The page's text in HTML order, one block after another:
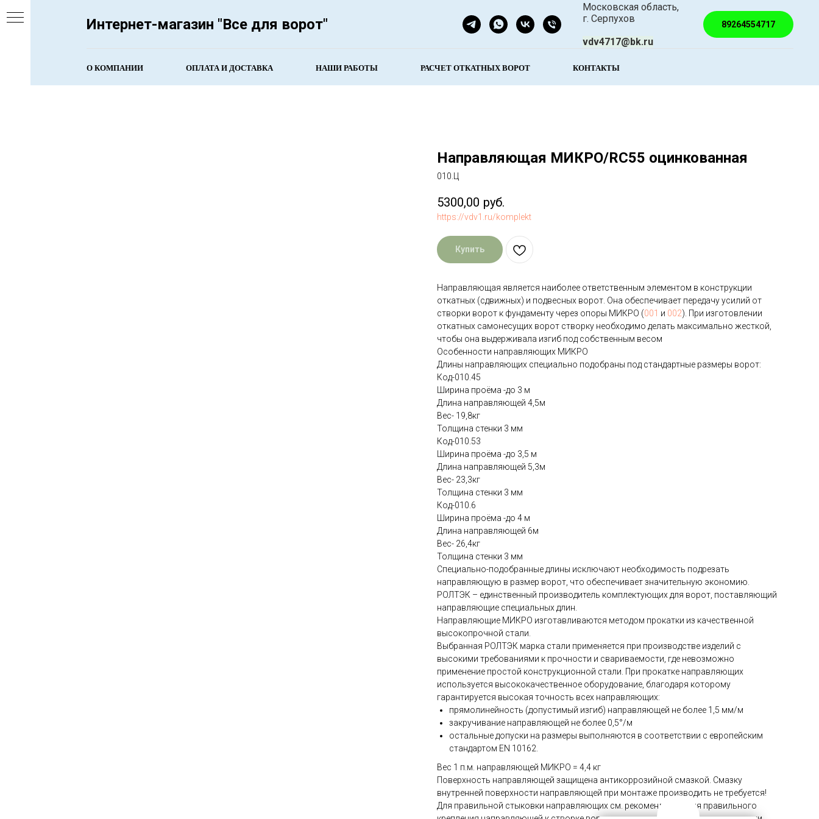
Интернет-магазин "Все для ворот"
Московская область,
г. Серпухов
vdv4717@bk.ru
89264554717
О КОМПАНИИ ОПЛАТА И ДОСТАВКА НАШИ РАБОТЫ РАСЧЕТ ОТКАТНЫХ ВОРОТ КОНТАКТЫ
Направляющая МИКРО/RC55 оцинкованная
010.Ц
5300,00 руб.
https://vdv1.ru/komplekt
Купить
Направляющая является наиболее ответственным элементом в конструкции
откатных (сдвижных) и подвесных ворот. Она обеспечивает передачу усилий от
створки ворот к фундаменту через опоры МИКРО (001 и 002). При изготовлении
откатных самонесущих ворот створку необходимо делать максимально жесткой,
чтобы она выдерживала изгиб под собственным весом
Особенности направляющих МИКРО
Длины направляющих специально подобраны под стандартные размеры ворот:
Код-010.45
Ширина проёма -до 3 м
Длина направляющей 4,5м
Вес- 19,8кг
Толщина стенки 3 мм
Код-010.53
Ширина проёма -до 3,5 м
Длина направляющей 5,3м
Вес- 23,3кг
Толщина стенки 3 мм
Код-010.6
Ширина проёма -до 4 м
Длина направляющей 6м
Вес- 26,4кг
Толщина стенки 3 мм
Специально-подобранные длины исключают необходимость подрезать
направляющую в размер ворот, что обеспечивает значительную экономию.
РОЛТЭК – единственный производитель комплектующих для ворот, поставляющий
направляющие специальных длин.
Направляющие МИКРО изготавливаются методом прокатки из качественной
высокопрочной стали.
Выбранная РОЛТЭК марка стали применяется при производстве изделий с
высокими требованиями к прочности и свариваемости, где невозможно
применение простой конструкционной стали. При прокатке направляющих
используется высококачественное оборудование, благодаря которому
гарантируется высокая точность всех направляющих:
прямолинейность (допустимый изгиб) направляющей не более 1,5 мм/м
закручивание направляющей не более 0,5°/м
остальные допуски на размеры выполняются в соответствии с европейским
стандартом EN 10162.
Вес 1 п.м. направляющей МИКРО = 4,4 кг
Поверхность направляющей защищена антикоррозийной смазкой. Смазку
внутренней поверхности направляющей при монтаже производить не требуется!
Для правильной стыковки направляющих см. рекомендации. Для правильного